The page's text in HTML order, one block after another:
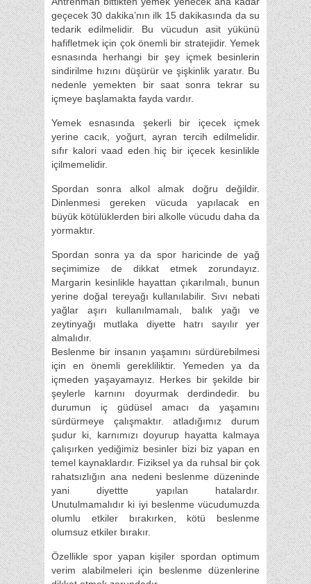
geçecek 30 dakika’nın ilk 15 dakikasında da su
tedarik edilmelidir. Bu vücudun asit yükünü
hafifletmek için çok önemli bir stratejidir. Yemek
esnasında herhangi bir şey içmek besinlerin
sindirilme hızını düşürür ve şişkinlik yaratır. Bu
nedenle yemekten bir saat sonra tekrar su
içmeye başlamakta fayda vardır.
Yemek esnasında şekerli bir içecek içmek
yerine cacık, yoğurt, ayran tercih edilmelidir.
sıfır kalori vaad eden hiç bir içecek kesinlikle
içilmemelidir.
Spordan sonra alkol almak doğru değildir.
Dinlenmesi gereken vücuda yapılacak en
büyük kötülüklerden biri alkolle vücudu daha da
yormaktır.
Spordan sonra ya da spor haricinde de yağ
seçimimize de dikkat etmek zorundayız.
Margarin kesinlikle hayattan çıkarılmalı, bunun
yerine doğal tereyağı kullanılabilir. Sıvı nebati
yağlar aşırı kullanılmamalı, balık yağı ve
zeytinyağı mutlaka diyette hatrı sayılır yer
almalıdır.
Beslenme bir insanın yaşamını sürdürebilmesi
için en önemli gerekliliktir. Yemeden ya da
içmeden yaşayamayız. Herkes bir şekilde bir
şeylerle karnını doyurmak derdindedir. bu
durumun iç güdüsel amacı da yaşamını
sürdürmeye çalışmaktır. atladığımız durum
şudur ki, karnımızı doyurup hayatta kalmaya
çalışırken yediğimiz besinler bizi biz yapan en
temel kaynaklardır. Fiziksel ya da ruhsal bir çok
rahatsızlığın ana nedeni beslenme düzeninde
yani diyettte yapılan hatalardır.
Unutulmamalıdır ki iyi beslenme vücudumuzda
olumlu etkiler bırakırken, kötü beslenme
olumsuz etkiler bırakır.
Özellikle spor yapan kişiler spordan optimum
verim alabilmeleri için beslenme düzenlerine